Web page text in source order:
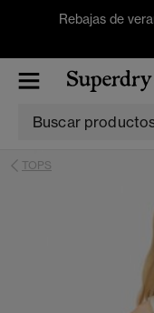
Rebajas de
TOPS